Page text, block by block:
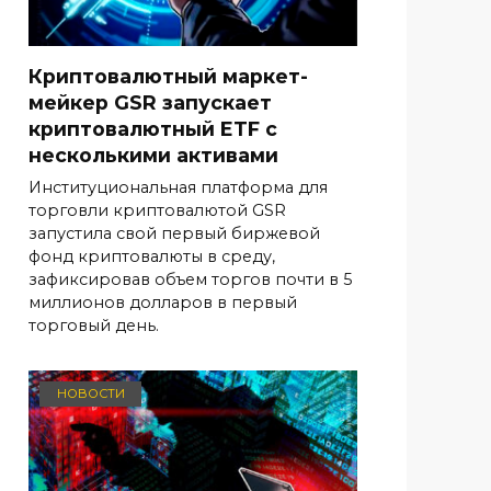
Криптовалютный маркет-
мейкер GSR запускает
криптовалютный ETF с
несколькими активами
Институциональная платформа для
торговли криптовалютой GSR
запустила свой первый биржевой
фонд криптовалюты в среду,
зафиксировав объем торгов почти в 5
миллионов долларов в первый
торговый день.
НОВОСТИ